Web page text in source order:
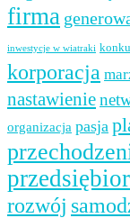
firma
inwestycje w wiatraki
korporacja
nastawienie
organizacja pasja
rozwój